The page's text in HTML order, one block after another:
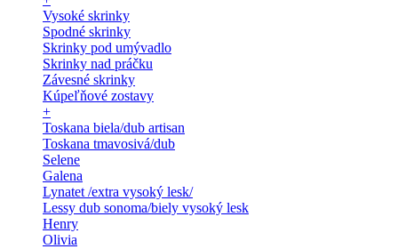
Vysoké skrinky
Spodné skrinky
Skrinky pod umývadlo
Skrinky nad práčku
Závesné skrinky
Kúpeľňové zostavy
+
Toskana biela/dub artisan
Toskana tmavosivá/dub
Selene
Galena
Lynatet /extra vysoký lesk/
Lessy dub sonoma/biely vysoký lesk
Henry
Olivia